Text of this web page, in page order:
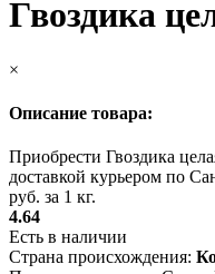
Гвоздика
×
Описание товара:
Приобрести Гвоздика
доставкой курьером по
руб. за 1 кг.
4.64
Есть в наличии
Страна происхождения: